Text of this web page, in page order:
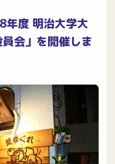
年度 明治大学大
会」を開催しま